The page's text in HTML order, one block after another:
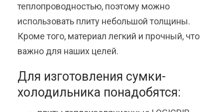
теплопроводностью, поэтому можно
использовать плиту небольшой толщины.
Кроме того, материал легкий и прочный, что
важно для наших целей.
Для изготовления сумки-
холодильника понадобятся: